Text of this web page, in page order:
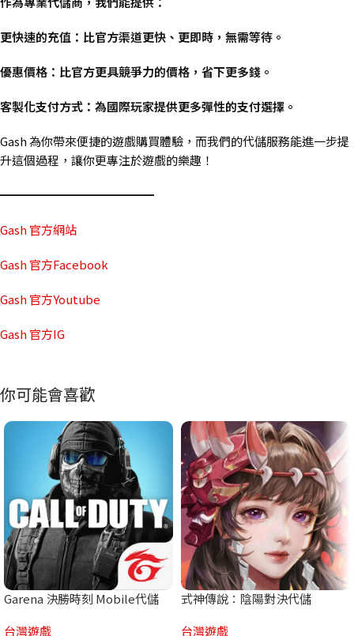
更快速的充值：比官方渠道更快、更即時，無需等待。
優惠價格：比官方更具競爭力的價格，省下更多錢。
客製化支付方式：為國際玩家提供更多彈性的支付選擇。
Gash 為你帶來便捷的遊戲購買體驗，而我們的代儲服務能進一步提
升這個過程，讓你更專注於遊戲的樂趣！
━━━━━━━━━━━━━
Gash 官方網站
Gash 官方Facebook
Gash 官方Youtube
Gash 官方IG
你可能會喜歡
Garena 決勝時刻 Mobile代儲
台灣遊戲
式神傳說：陰陽對決代儲
台灣遊戲